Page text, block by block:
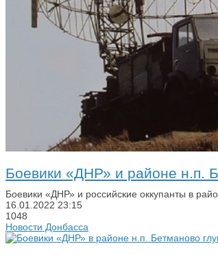
Боевики «ДНР» и районе
Боевики «ДНР» и российские оккупанты в
16.01.2022 23:15
1048
Новости Донбасса